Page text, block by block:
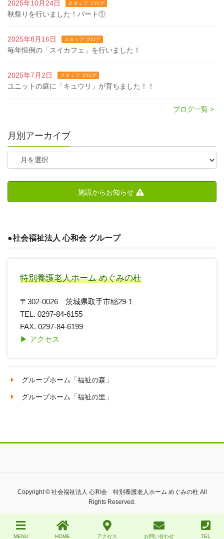
2025年10月24日 スタッフ ブログ
秋祭りを行いました！パート①
2025年8月16日 スタッフ ブログ
毎年恒例の「スイカフェ」を行いました！
2025年7月2日 スタッフ ブログ
ユニットの庭に「キュウリ」が育ちました！！
ブログ一覧 >
月別アーカイブ
施設からお知らせ
●社会福祉法人 心和会 グループ
特別養護老人ホーム めぐみの杜
〒302-0026 茨城県取手市稲29-1
TEL. 0297-84-6155
FAX. 0297-84-6199
▶︎ アクセス
グループホーム「福祉の森」
グループホーム「福祉の里」
Copyright © 社会福祉法人 心和会 特別養護老人ホーム めぐみの杜 All
Rights Reserved.
MENU HOME アクセス お問い合わせ TEL